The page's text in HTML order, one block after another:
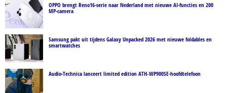
OPPO brengt Reno16-serie naar Nederland met nieuwe AI-functies en 200
MP-camera
Samsung pakt uit tijdens Galaxy Unpacked 2026 met nieuwe foldables en
smartwatches
Audio-Technica lanceert limited edition ATH‑WP900SE-hoofdtelefoon